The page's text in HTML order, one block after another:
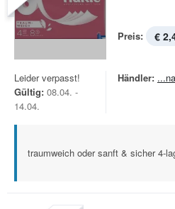
Preis: €
Leider verpasst!
Gültig: 08.04. -
14.04.
Händler:
traumweich oder sanft & sicher 4-